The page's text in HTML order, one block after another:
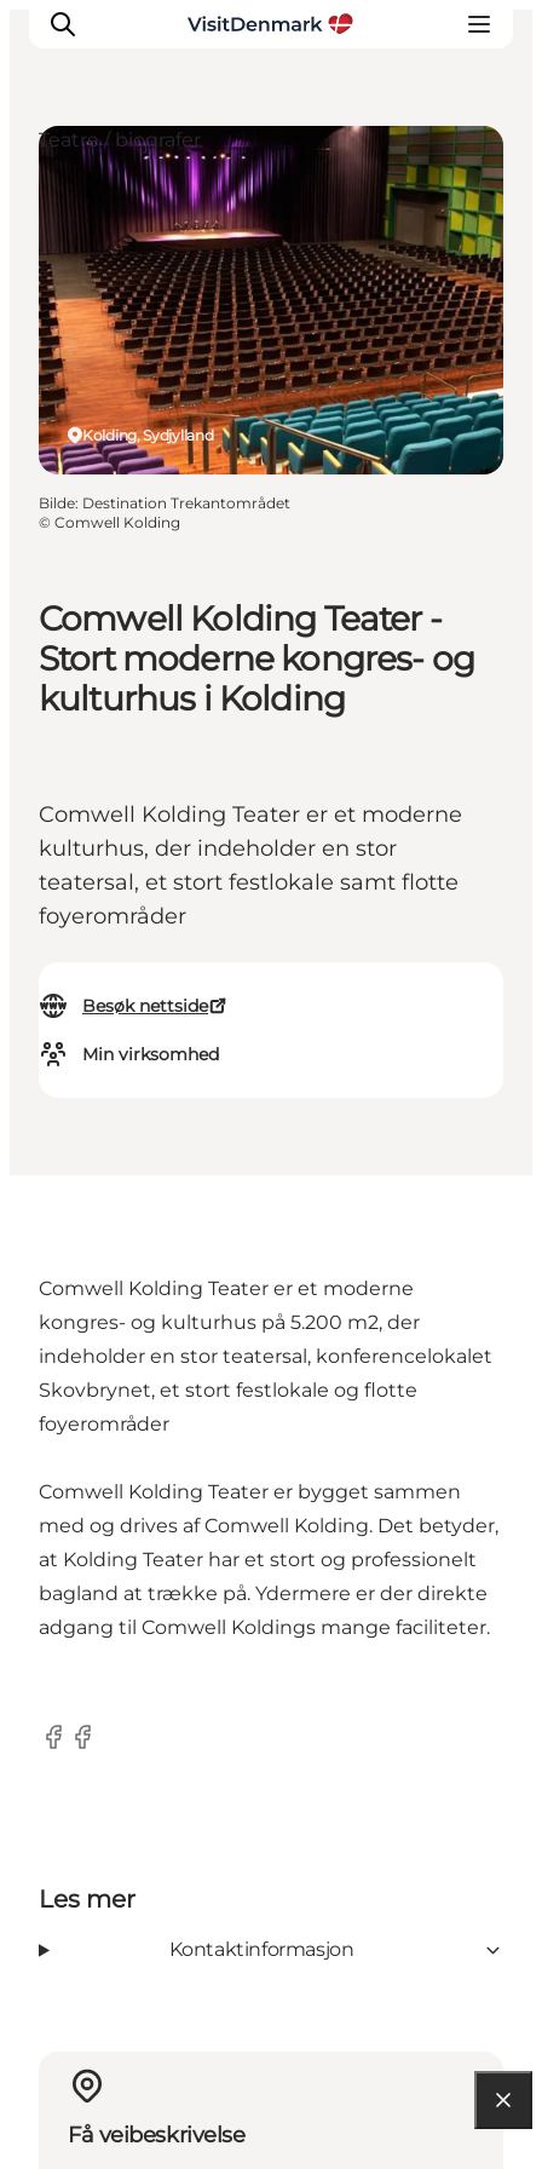
Inspirasjon
Reisemål
Aktiviteter
Overnatting
Planlegg reisen
Comwell Kolding Teater -
Stort moderne kongres- og
kulturhus i Kolding
Comwell Kolding Teater er et moderne
kulturhus, der indeholder en stor
teatersal, et stort festlokale samt flotte
foyerområder
Besøk nettside
Min virksomhed
Kolding, Sydjylland
Teatre / biografer
Bilde: Destination Trekantområdet
© Comwell Kolding
Comwell Kolding Teater er et moderne
kongres- og kulturhus på 5.200 m2, der
indeholder en stor teatersal, konferencelokalet
Skovbrynet, et stort festlokale og flotte
foyerområder
Comwell Kolding Teater er bygget sammen
med og drives af Comwell Kolding. Det betyder,
at Kolding Teater har et stort og professionelt
bagland at trække på. Ydermere er der direkte
adgang til Comwell Koldings mange faciliteter.
Facebook
Facebook
Les mer
Kontaktinformasjon
Få veibeskrivelse